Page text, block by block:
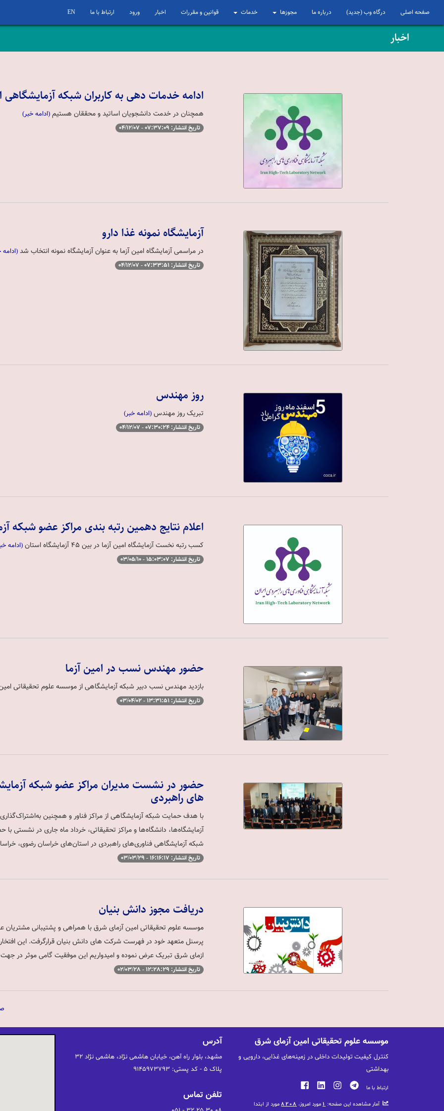
صفحه اصلی درگاه وب (جدید) درباره ما مجوزها خدمات قوانین و مقررات اخبار ورود ارتباط با ما EN
اخبار
ادامه خدمات دهی به کاربران شبکه آزمایشگاهی
همچنان در خدمت دانشجویان اساتید و محققان هستیم(ادامه خبر)
تاریخ انتشار: 07:37:09 - 04/12/07
آزمایشگاه نمونه غذا دارو
در مراسمی آزمایشگاه امین آزما به عنوان آزمایشگاه نمونه انتخاب شد
تاریخ انتشار: 07:33:51 - 04/12/07
روز مهندس
تبریک روز مهندس(ادامه خبر)
تاریخ انتشار: 07:30:24 - 04/12/07
اعلام نتایج دهمین رتبه بندی مراکز عضو شبکه
کسب رتبه نخست آزمایشگاه امین آزما در بین 45 آزمایشگاه استان (ادامه
تاریخ انتشار: 15:03:07 - 03/05/10
حضور مهندس نسب در امین آزما
بازدید مهندس نسب دبیر شبکه آزمایشگاهی از موسسه علوم تحقیقاتی
تاریخ انتشار: 13:31:51 - 03/04/02
حضور در نشست مدیران مراکز عضو شبکه
های راهبردی
با هدف حمایت شبکه آزمایشگاهی از مراکز فناور و همچنین
شبکه آزمایشگاهی فناوری‌های راهبردی در استان‌های خراسان رضوی،
تاریخ انتشار: 16:16:17 - 03/03/29
دریافت مجوز دانش بنیان
موسسه علوم تحقیقاتی امین آزمای شرق با همراهی و پشتیبانی مشتریان
پرسنل متعهد خود در فهرست شرکت های دانش بنیان قرارگرفت. این
ازمای شرق تبریک عرض نموده و امیدواریم این موفقیت گامی موثر در
تاریخ انتشار: 12:28:29 - 02/03/28
موسسه علوم تحقیقاتی امین آزمای شرق
کنترل کیفیت تولیدات داخلی در زمینه‌های غذایی، دارویی و
بهداشتی
ارتباط با ما
آمار مشاهده این صفحه: 1 مورد امروز، 8208مورد از ابتدا
آدرس
پلاک 5 - کد پستی: 9145973793
تلفن تماس